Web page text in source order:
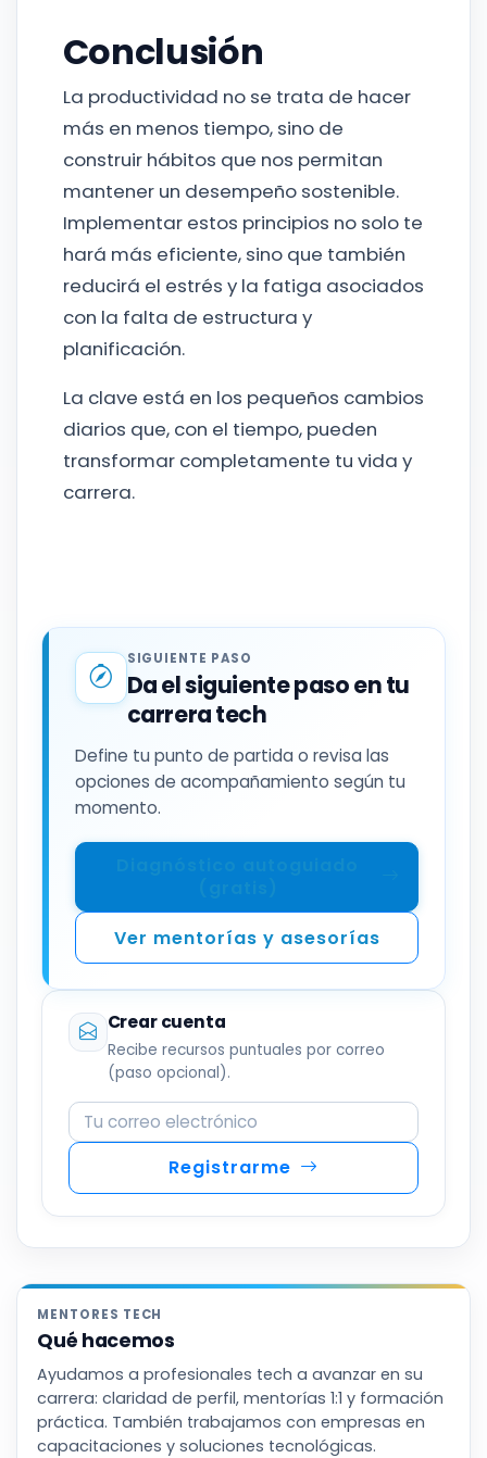
Conclusión
La productividad no se trata de hacer
más en menos tiempo, sino de
construir hábitos que nos permitan
mantener un desempeño sostenible.
Implementar estos principios no solo te
hará más eficiente, sino que también
reducirá el estrés y la fatiga asociados
con la falta de estructura y
planificación.
La clave está en los pequeños cambios
diarios que, con el tiempo, pueden
transformar completamente tu vida y
carrera.
SIGUIENTE PASO
Da el siguiente paso en tu
carrera tech
Define tu punto de partida o revisa las
opciones de acompañamiento según tu
momento.
Ver mentorías y asesorías
Crear cuenta
Recibe recursos puntuales por correo
(paso opcional).
Correo electrónico
Registrarme
MENTORES TECH
Qué hacemos
Ayudamos a profesionales tech a avanzar en su
carrera: claridad de perfil, mentorías 1:1 y formación
práctica. También trabajamos con empresas en
capacitaciones y soluciones tecnológicas.